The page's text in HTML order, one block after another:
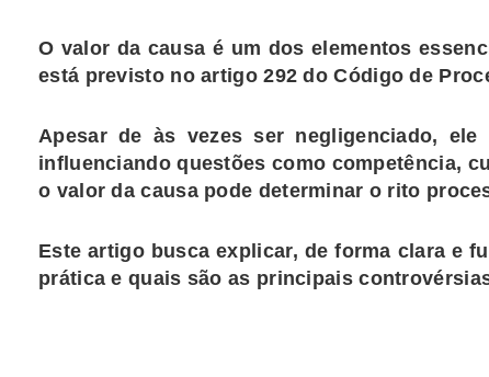
O valor da causa é um dos elementos
está previsto noartigo 292 do Código de
Apesar de às vezes ser negligenciado,
influenciando questões como competência,
o valor da causa pode determinar o rito
Este artigo busca explicar, de forma clara e
prática e quais são as principais